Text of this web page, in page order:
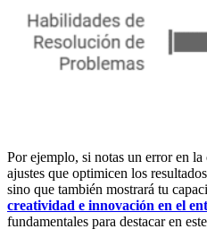
Por ejemplo, si notas un error en
ajustes que optimicen los
sino que también mostrará tu
creatividad e innovación en el
fundamentales para destacar en